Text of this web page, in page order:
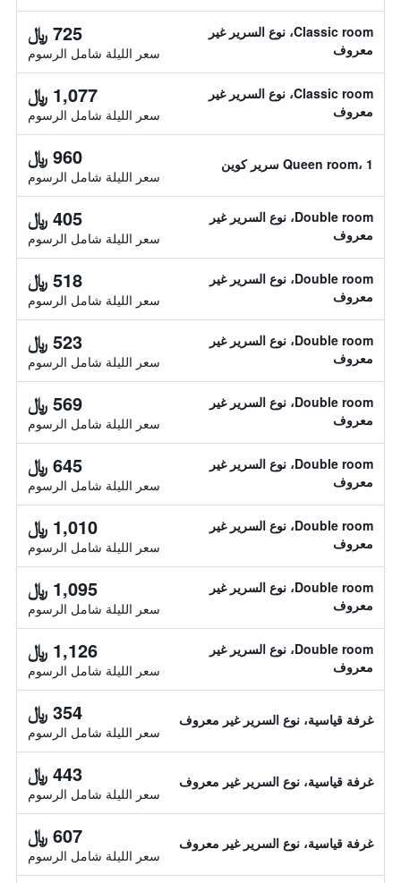
Classic room، نوع السرير غير
معروف
725 ﷼
سعر الليلة شامل الرسوم
Classic room، نوع السرير غير
معروف
1,077 ﷼
سعر الليلة شامل الرسوم
Queen room، 1 سرير كوين 960 ﷼
سعر الليلة شامل الرسوم
Double room، نوع السرير غير
معروف
405 ﷼
سعر الليلة شامل الرسوم
Double room، نوع السرير غير
معروف
518 ﷼
سعر الليلة شامل الرسوم
Double room، نوع السرير غير
معروف
523 ﷼
سعر الليلة شامل الرسوم
Double room، نوع السرير غير
معروف
569 ﷼
سعر الليلة شامل الرسوم
Double room، نوع السرير غير
معروف
645 ﷼
سعر الليلة شامل الرسوم
Double room، نوع السرير غير
معروف
1,010 ﷼
سعر الليلة شامل الرسوم
Double room، نوع السرير غير
معروف
1,095 ﷼
سعر الليلة شامل الرسوم
Double room، نوع السرير غير
معروف
1,126 ﷼
سعر الليلة شامل الرسوم
غرفة قياسية، نوع السرير غير معروف 354 ﷼
سعر الليلة شامل الرسوم
غرفة قياسية، نوع السرير غير معروف 443 ﷼
سعر الليلة شامل الرسوم
غرفة قياسية، نوع السرير غير معروف 607 ﷼
سعر الليلة شامل الرسوم